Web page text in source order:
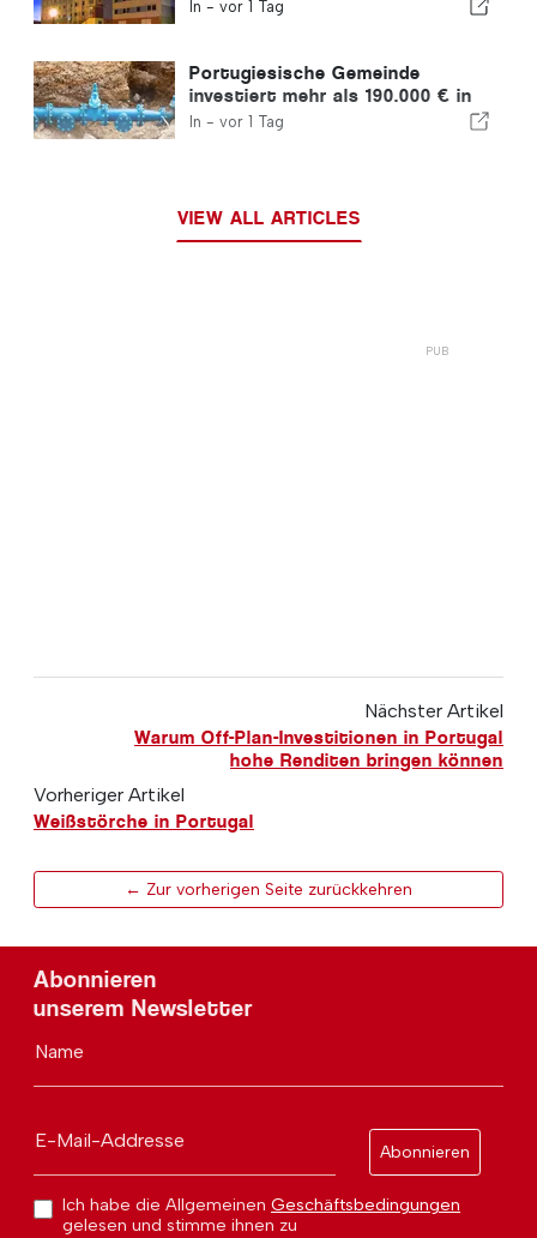
In - vor 1 Tag
Portugiesische Gemeinde
investiert mehr als 190.000 € in
die Wasserversorgung
In - vor 1 Tag
VIEW ALL ARTICLES
Nächster Artikel
Warum Off-Plan-Investitionen in Portugal
hohe Renditen bringen können
Vorheriger Artikel
Weißstörche in Portugal
← Zur vorherigen Seite zurückkehren
Abonnieren
unserem Newsletter
Name
E-Mail-Addresse
Abonnieren
Ich habe die Allgemeinen Geschäftsbedingungen
gelesen und stimme ihnen zu